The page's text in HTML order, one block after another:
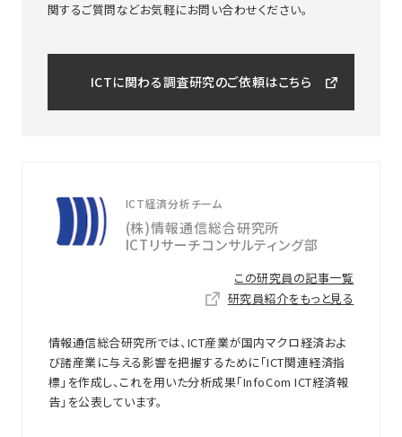
関するご質問などお気軽にお問い合わせください。
ICTに関わる調査研究のご依頼はこちら
ICT経済分析チーム
(株)情報通信総合研究所
ICTリサーチコンサルティング部
この研究員の記事一覧
研究員紹介をもっと見る
情報通信総合研究所では、ICT産業が国内マクロ経済およ
び諸産業に与える影響を把握するために「ICT関連経済指
標」を作成し、これを用いた分析成果「InfoCom ICT経済報
告」を公表しています。